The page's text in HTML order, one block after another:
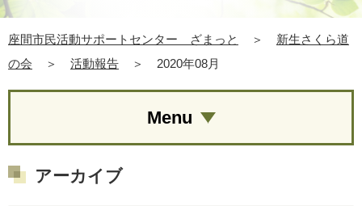
座間市民活動サポートセンター ざまっと ＞
新生さくら道
の会
＞ 活動報告 ＞ 2020年08月
Menu
アーカイブ